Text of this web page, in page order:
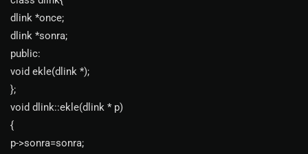
dlink *once;
dlink *sonra;
public:
void ekle(dlink *);
};
void dlink::ekle(dlink * p)
{
p->sonra=sonra;